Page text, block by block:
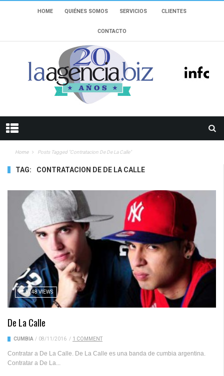
HOME QUIÉNES SOMOS SERVICIOS CLIENTES
CONTACTO
Home Posts Tagged "contratacion De De La Calle"
TAG: CONTRATACION DE DE LA CALLE
5748 VIEWS
De La Calle
CUMBIA / 08/11/2016 / 1 COMMENT
Contratar a De La Calle. De La Calle es una banda de cumbia argentina.
Contratar a De La...